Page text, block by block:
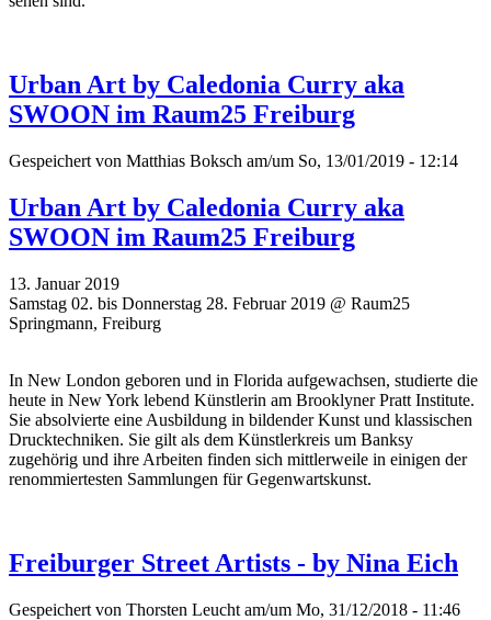
Urban Art by Caledonia Curry aka
SWOON im Raum25 Freiburg
Gespeichert von Matthias Boksch am/um So, 13/01/2019 - 12:14
Urban Art by Caledonia Curry aka
SWOON im Raum25 Freiburg
13. Januar 2019
Samstag 02. bis Donnerstag 28. Februar 2019 @ Raum25
Springmann, Freiburg
In New London geboren und in Florida aufgewachsen, studierte die
heute in New York lebend Künstlerin am Brooklyner Pratt Institute.
Sie absolvierte eine Ausbildung in bildender Kunst und klassischen
Drucktechniken. Sie gilt als dem Künstlerkreis um Banksy
zugehörig und ihre Arbeiten finden sich mittlerweile in einigen der
renommiertesten Sammlungen für Gegenwartskunst.
Freiburger Street Artists - by Nina Eich
Gespeichert von Thorsten Leucht am/um Mo, 31/12/2018 - 11:46